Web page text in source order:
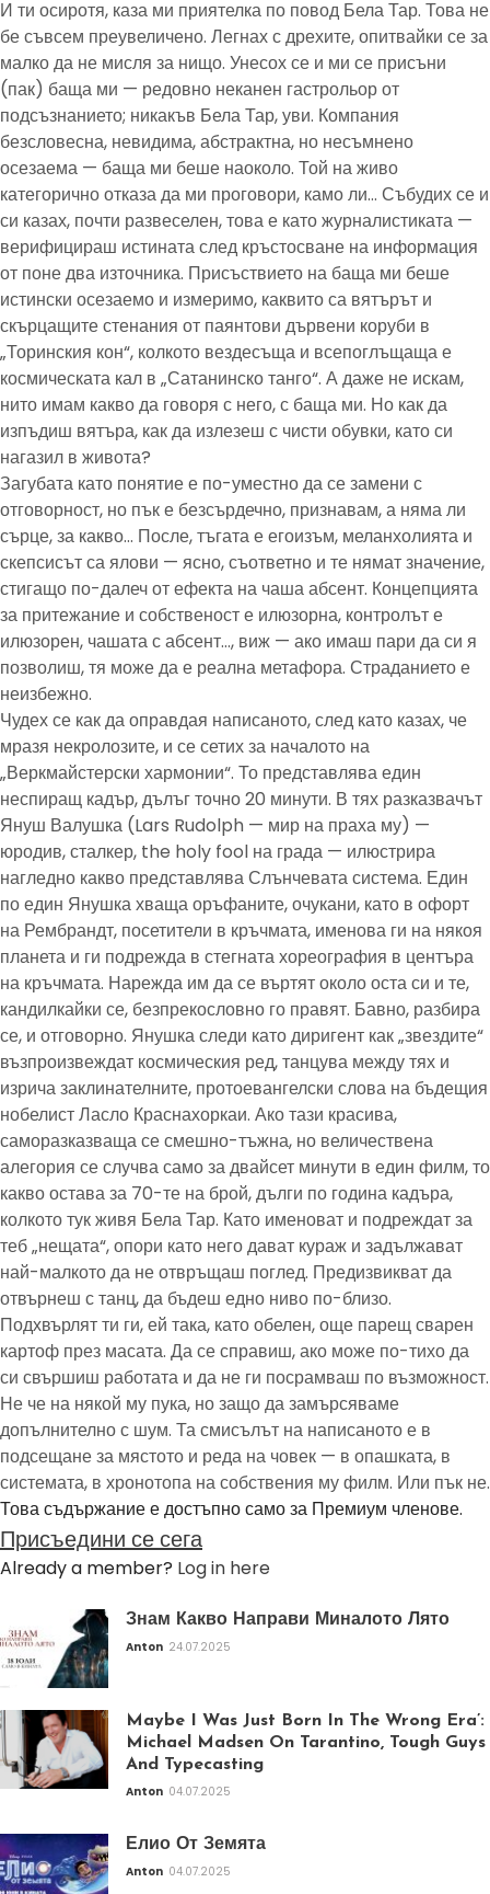
И ти осиротя, каза ми приятелка по повод Бела Тар. Това не
бе съвсем преувеличено. Легнах с дрехите, опитвайки се за
малко да не мисля за нищо. Унесох се и ми се присъни
(пак) баща ми — редовно неканен гастрольор от
подсъзнанието; никакъв Бела Тар, уви. Компания
безсловесна, невидима, абстрактна, но несъмнено
осезаема — баща ми беше наоколо. Той на живо
категорично отказа да ми проговори, камо ли… Събудих се и
си казах, почти развеселен, това е като журналистиката —
верифицираш истината след кръстосване на информация
от поне два източника. Присъствието на баща ми беше
истински осезаемо и измеримо, каквито са вятърът и
скърцащите стенания от паянтови дървени коруби в
„Торинския кон“, колкото вездесъща и всепоглъщаща е
космическата кал в „Сатанинско танго“. А даже не искам,
нито имам какво да говоря с него, с баща ми. Но как да
изпъдиш вятъра, как да излезеш с чисти обувки, като си
нагазил в живота?
Загубата като понятие е по-уместно да се замени с
отговорност, но пък е безсърдечно, признавам, а няма ли
сърце, за какво… После, тъгата е егоизъм, меланхолията и
скепсисът са ялови — ясно, съответно и те нямат значение,
стигащо по-далеч от ефекта на чаша абсент. Концепцията
за притежание и собственост е илюзорна, контролът е
илюзорен, чашата с абсент…, виж — ако имаш пари да си я
позволиш, тя може да е реална метафора. Страданието е
неизбежно.
Чудех се как да оправдая написаното, след като казах, че
мразя некролозите, и се сетих за началото на
„Веркмайстерски хармонии“. То представлява един
неспиращ кадър, дълъг точно 20 минути. В тях разказвачът
Януш Валушка (Lars Rudolph — мир на праха му) —
юродив, сталкер, the holy fool на града — илюстрира
нагледно какво представлява Слънчевата система. Един
по един Янушка хваща оръфаните, очукани, като в офорт
на Рембрандт, посетители в кръчмата, именова ги на някоя
планета и ги подрежда в стегната хореография в центъра
на кръчмата. Нарежда им да се въртят около оста си и те,
кандилкайки се, безпрекословно го правят. Бавно, разбира
се, и отговорно. Янушка следи като диригент как „звездите“
възпроизвеждат космическия ред, танцува между тях и
изрича заклинателните, протоевангелски слова на бъдещия
нобелист Ласло Краснахоркаи. Ако тази красива,
саморазказваща се смешно-тъжна, но величествена
алегория се случва само за двайсет минути в един филм, то
какво остава за 70-те на брой, дълги по година кадъра,
колкото тук живя Бела Тар. Като именоват и подреждат за
теб „нещата“, опори като него дават кураж и задължават
най-малкото да не отвръщаш поглед. Предизвикват да
отвърнеш с танц, да бъдеш едно ниво по-близо.
Подхвърлят ти ги, ей така, като обелен, още парещ сварен
картоф през масата. Да се справиш, ако може по-тихо да
си свършиш работата и да не ги посрамваш по възможност.
Не че на някой му пука, но защо да замърсяваме
допълнително с шум. Та смисълът на написаното е в
подсещане за мястото и реда на човек — в опашката, в
системата, в хронотопа на собствения му филм. Или пък не.
Това съдържание е достъпно само за Премиум членове.
Присъедини се сега
Already a member? Log in here
Знам Какво Направи Миналото Лято
Anton 24.07.2025
Maybe I Was Just Born In The Wrong Era’:
Michael Madsen On Tarantino, Tough Guys
And Typecasting
Anton 04.07.2025
Елио От Земята
Anton 04.07.2025